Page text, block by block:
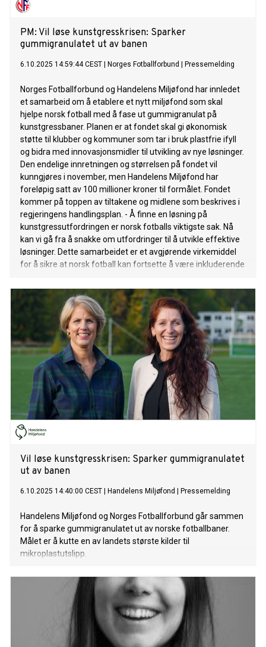
PM: Vil løse kunstgresskrisen: Sparker
gummigranulatet ut av banen
6.10.2025 14:59:44 CEST Norges Fotballforbund Pressemelding
Norges Fotballforbund og Handelens Miljøfond har innledet
et samarbeid om å etablere et nytt miljøfond som skal
hjelpe norsk fotball med å fase ut gummigranulat på
kunstgressbaner. Planen er at fondet skal gi økonomisk
støtte til klubber og kommuner som tar i bruk plastfrie ifyll
og bidra med innovasjonsmidler til utvikling av nye løsninger.
Den endelige innretningen og størrelsen på fondet vil
kunngjøres i november, men Handelens Miljøfond har
foreløpig satt av 100 millioner kroner til formålet. Fondet
kommer på toppen av tiltakene og midlene som beskrives i
regjeringens handlingsplan. - Å finne en løsning på
kunstgressutfordringen er norsk fotballs viktigste sak. Nå
kan vi gå fra å snakke om utfordringer til å utvikle effektive
løsninger. Dette samarbeidet er et avgjørende virkemiddel
for å sikre at norsk fotball kan fortsette å være inkluderende
sier fotballpresident Lise Klaveness. LES HELE SAKEN PÅ
FOTBALL.NO
Vil løse kunstgresskrisen: Sparker gummigranulatet
ut av banen
6.10.2025 14:40:00 CEST Handelens Miljøfond Pressemelding
Handelens Miljøfond og Norges Fotballforbund går sammen
for å sparke gummigranulatet ut av norske fotballbaner.
Målet er å kutte en av landets største kilder til
mikroplastutslipp.